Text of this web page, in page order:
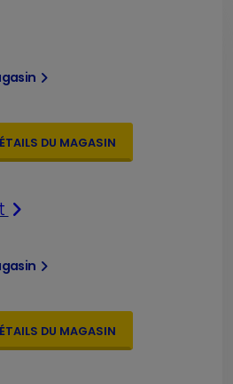
DU MAGASIN
DU MAGASIN